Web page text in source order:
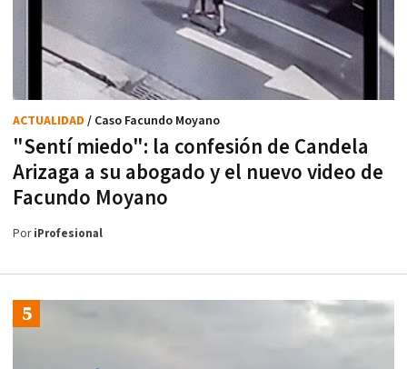
"Sentí miedo": la confesión de Candela
Arizaga a su abogado y el nuevo video de
Facundo Moyano
ACTUALIDAD / Caso Facundo Moyano
PoriProfesional